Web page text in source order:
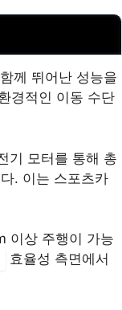
께 뛰어난 성능을
경적인 이동 수단
기 모터를 통해 총
. 이는 스포츠카
이상 주행이 가능
효율성 측면에서